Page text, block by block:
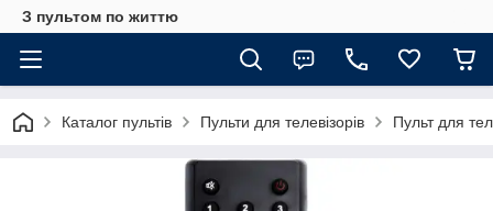
З пультом по життю
Каталог пультів Пульти для телевізорів Пульт для